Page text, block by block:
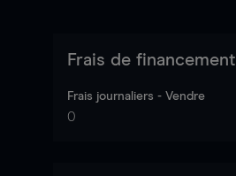
Frais de financement
Frais journaliers - Vendre
0